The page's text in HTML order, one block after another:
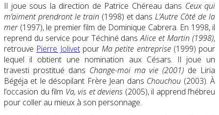
Il joue sous la direction de Patrice Chéreau dans Ceux qui
m’aiment prendront le train (1998) et dansL’Autre Côté de la
mer(1997), le premier film de Dominique Cabrera. En 1998, il
reprend du service pour Téchiné dansAlice et Martin (1998),
retrouve Pierre Jolivetpour Ma petite entreprise(1999) pour
lequel il obtient une nomination aux Césars. Il joue un
travesti prostitué dans Change-moi ma vie (2001) de Liria
Bégéja et le désopilant Frère Jean dans Chouchou (2003). À
l’occasion du film Va, vis et deviens (2005), il apprend l’hébreu
pour coller au mieux à son personnage.